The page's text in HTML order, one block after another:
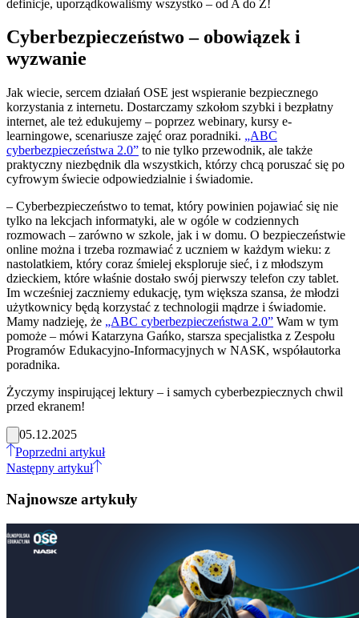
definicje, uporządkowaliśmy wszystko – od A do Z!
Cyberbezpieczeństwo – obowiązek i
wyzwanie
Jak wiecie, sercem działań OSE jest wspieranie bezpiecznego
korzystania z internetu. Dostarczamy szkołom szybki i bezpłatny
internet, ale też edukujemy – poprzez webinary, kursy e-
learningowe, scenariusze zajęć oraz poradniki. „ABC
cyberbezpieczeństwa 2.0” to nie tylko przewodnik, ale także
praktyczny niezbędnik dla wszystkich, którzy chcą poruszać się po
cyfrowym świecie odpowiedzialnie i świadomie.
– Cyberbezpieczeństwo to temat, który powinien pojawiać się nie
tylko na lekcjach informatyki, ale w ogóle w codziennych
rozmowach – zarówno w szkole, jak i w domu. O bezpieczeństwie
online można i trzeba rozmawiać z uczniem w każdym wieku: z
nastolatkiem, który coraz śmielej eksploruje sieć, i z młodszym
dzieckiem, które właśnie dostało swój pierwszy telefon czy tablet.
Im wcześniej zaczniemy edukację, tym większa szansa, że młodzi
użytkownicy będą korzystać z technologii mądrze i świadomie.
Mamy nadzieję, że „ABC cyberbezpieczeństwa 2.0” Wam w tym
pomoże – mówi Katarzyna Gańko, starsza specjalistka z Zespołu
Programów Edukacyjno-Informacyjnych w NASK, współautorka
poradnika.
Życzymy inspirującej lektury – i samych cyberbezpiecznych chwil
przed ekranem!
05.12.2025
Poprzedni artykuł
Następny artykuł
Najnowsze artykuły